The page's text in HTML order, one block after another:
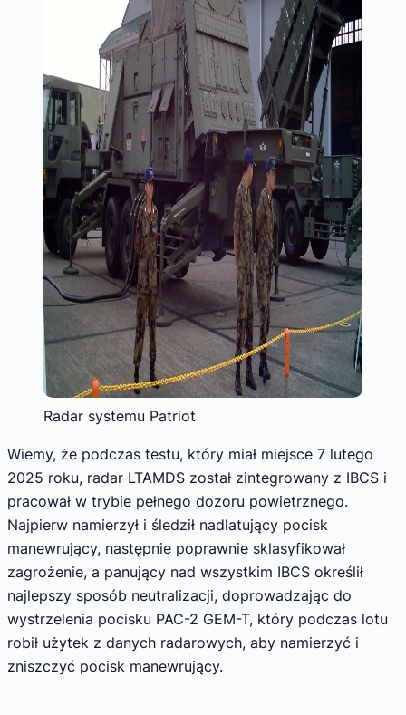
Radar systemu Patriot
Wiemy, że podczas testu, który miał miejsce 7 lutego
2025 roku, radar LTAMDS został zintegrowany z IBCS i
pracował w trybie pełnego dozoru powietrznego.
Najpierw namierzył i śledził nadlatujący pocisk
manewrujący, następnie poprawnie sklasyfikował
zagrożenie, a panujący nad wszystkim IBCS określił
najlepszy sposób neutralizacji, doprowadzając do
wystrzelenia pocisku PAC-2 GEM-T, który podczas lotu
robił użytek z danych radarowych, aby namierzyć i
zniszczyć pocisk manewrujący.